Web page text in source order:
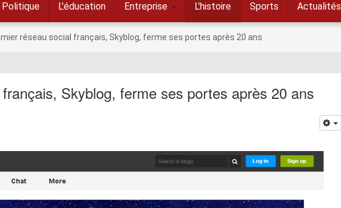
Politique L'éducation Entreprise L'histoire Sports Actualités
réseau social français, Skyblog, ferme ses portes après 20 ans
Skyblog, ferme ses portes après 20 ans